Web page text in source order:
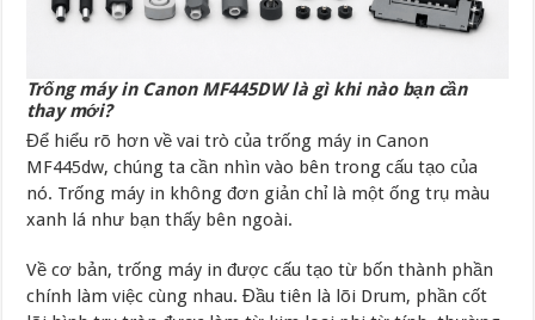
Trống máy in Canon MF445DW là gì khi nào bạn cần
thay mới?
Để hiểu rõ hơn về vai trò của trống máy in Canon
MF445dw, chúng ta cần nhìn vào bên trong cấu tạo của
nó. Trống máy in không đơn giản chỉ là một ống trụ màu
xanh lá như bạn thấy bên ngoài.
Về cơ bản, trống máy in được cấu tạo từ bốn thành phần
chính làm việc cùng nhau. Đầu tiên là lõi Drum, phần cốt